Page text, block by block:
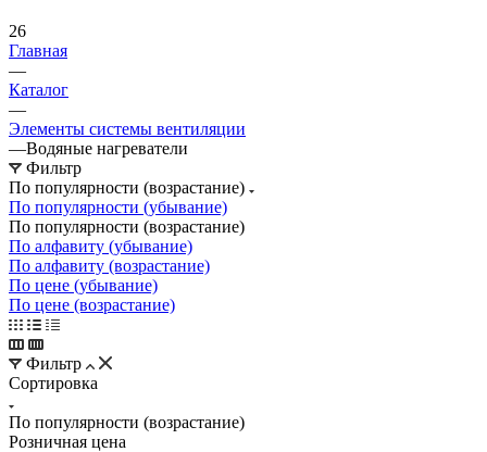
26
Главная
—
Каталог
—
Элементы системы вентиляции
—Водяные нагреватели
Фильтр
По популярности (возрастание)
По популярности (убывание)
По популярности (возрастание)
По алфавиту (убывание)
По алфавиту (возрастание)
По цене (убывание)
По цене (возрастание)
Фильтр
Сортировка
По популярности (возрастание)
Розничная цена